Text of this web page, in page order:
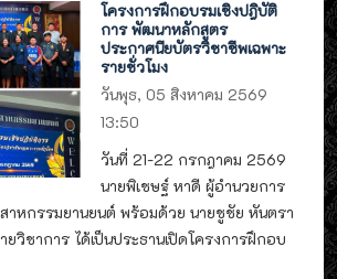
โครงการฝึกอบรมเชิงปฎิบัติ
การ พัฒนาหลักสูตร
ประกาศนียบัตรวิชาชีพเฉพาะ
รายชั่วโมง
วันพุธ, 05 สิงหาคม 2569
13:50
วันที่ 21-22 กรกฎาคม 2569
นายพิเชษฐ์ หาดี ผู้อำนวยการ
าหกรรมยานยนต์ พร้อมด้วย นายชูชัย หันตรา
ยวิชาการ ได้เป็นประธานเปิดโครงการฝึกอบ